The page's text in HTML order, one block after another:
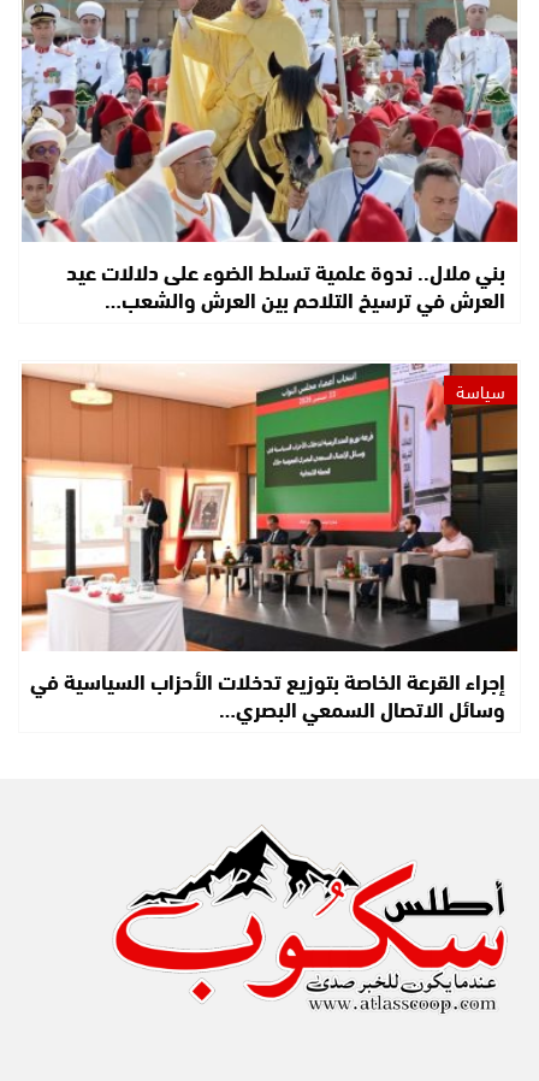
بني ملال.. ندوة علمية تسلط الضوء على دلالات عيد
العرش في ترسيخ التلاحم بين العرش والشعب…
سياسة
إجراء القرعة الخاصة بتوزيع تدخلات الأحزاب السياسية في
وسائل الاتصال السمعي البصري…